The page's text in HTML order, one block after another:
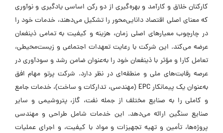
کارکنان خلاق و کارآمد و بهره‌گیری از دو رکن اساسی یادگیری و نوآوری
که معنای اصلی اقتصاد دانایی‌محور را تشکیل می‌دهند، خدمات خود را
در چارچوب معیارهای اصلی زمان، هزینه و کیفیت به تمامی ذینفعان
عرضه می‌کند. این شرکت با رعایت تعهدات اجتماعی و زیست‌محیطی،
تعامل کارا و مؤثر با ذینفعان خود را به‌عنوان ضامن رشد و سودآوری در
عرصه رقابت‌های ملی و منطقه‌ای در نظر دارد. شرکت پرتو مهام افق
به‌عنوان یک پیمانکار EPC (مهندسی، تدارکات و ساخت)، خدمات جامع
و کاملی را به صنایع مختلف از جمله نفت، گاز، پتروشیمی و سایر
صنایع سنگین ارائه می‌دهد. این خدمات شامل طراحی و مهندسی
پروژه‌ها، تأمین و تهیه تجهیزات و مواد با کیفیت، و اجرای عملیات